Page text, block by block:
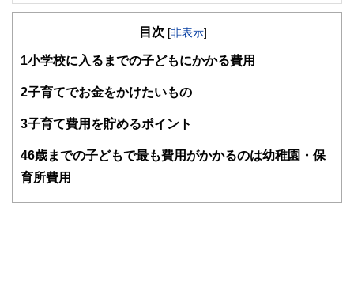
FinancialField編集部は、金融、経済に関する記事を、日々
知識がない方でも理解できるようわかりやすく発信していま
得者を中心に「お金や暮らし」に関する書籍・雑誌の編集経
験者で構成され、企画立案から記事掲載まですべての工程に
護士、税理士、宅地建物取引士、相続診断士、住宅ローンア
目次 [非表示]
1 小学校に入るまでの子どもにかかる費用
2子育てでお金をかけたいもの
3子育て費用を貯めるポイント
46歳までの子どもで最も費用がかかるのは幼稚園・保
育所費用